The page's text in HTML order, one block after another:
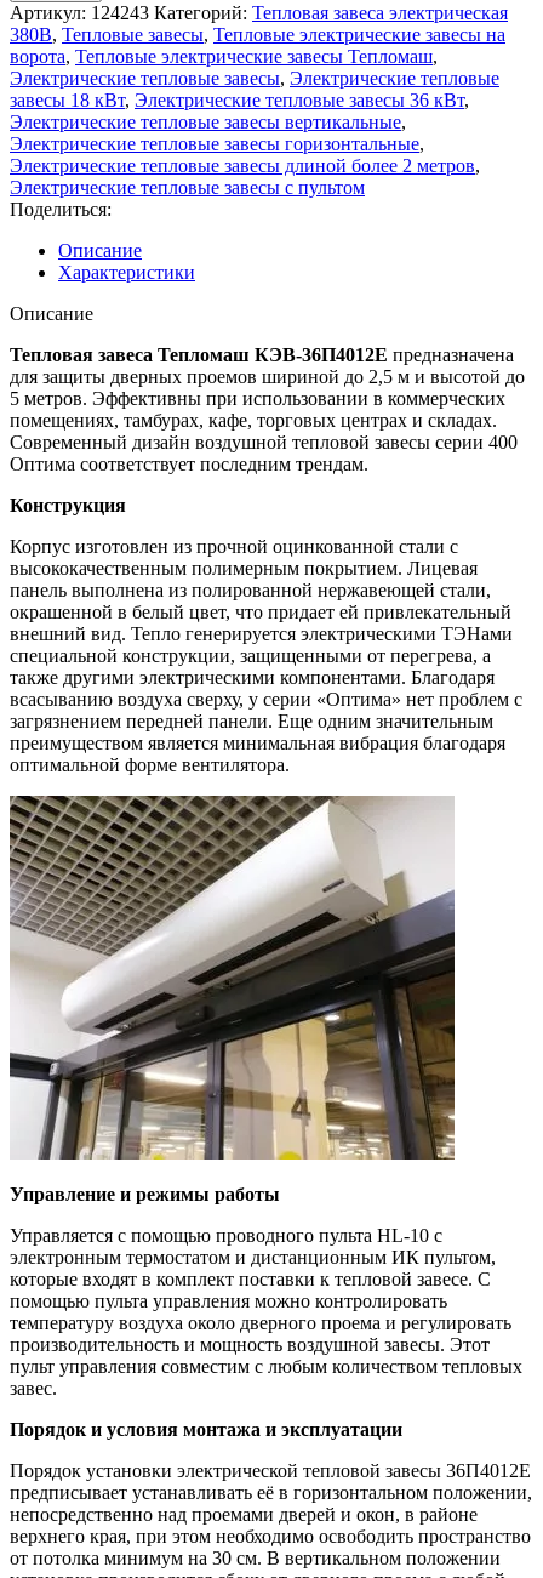
Артикул: 124243 Категорий: Тепловая завеса электрическая
380В, Тепловые завесы, Тепловые электрические завесы на
ворота, Тепловые электрические завесы Тепломаш,
Электрические тепловые завесы, Электрические тепловые
завесы 18 кВт, Электрические тепловые завесы 36 кВт,
Электрические тепловые завесы вертикальные,
Электрические тепловые завесы горизонтальные,
Электрические тепловые завесы длиной более 2 метров,
Электрические тепловые завесы с пультом
Поделиться:
Описание
Характеристики
Описание
Тепловая завеса Тепломаш КЭВ-36П4012Е предназначена
для защиты дверных проемов шириной до 2,5 м и высотой до
5 метров. Эффективны при использовании в коммерческих
помещениях, тамбурах, кафе, торговых центрах и складах.
Современный дизайн воздушной тепловой завесы серии 400
Оптима соответствует последним трендам.
Конструкция
Корпус изготовлен из прочной оцинкованной стали с
высококачественным полимерным покрытием. Лицевая
панель выполнена из полированной нержавеющей стали,
окрашенной в белый цвет, что придает ей привлекательный
внешний вид. Тепло генерируется электрическими ТЭНами
специальной конструкции, защищенными от перегрева, а
также другими электрическими компонентами. Благодаря
всасыванию воздуха сверху, у серии «Оптима» нет проблем с
загрязнением передней панели. Еще одним значительным
преимуществом является минимальная вибрация благодаря
оптимальной форме вентилятора.
Управление и режимы работы
Управляется с помощью проводного пульта HL-10 с
электронным термостатом и дистанционным ИК пультом,
которые входят в комплект поставки к тепловой завесе. С
помощью пульта управления можно контролировать
температуру воздуха около дверного проема и регулировать
производительность и мощность воздушной завесы. Этот
пульт управления совместим с любым количеством тепловых
завес.
Порядок и условия монтажа и эксплуатации
Порядок установки электрической тепловой завесы 36П4012Е
предписывает устанавливать её в горизонтальном положении,
непосредственно над проемами дверей и окон, в районе
верхнего края, при этом необходимо освободить пространство
от потолка минимум на 30 см. В вертикальном положении